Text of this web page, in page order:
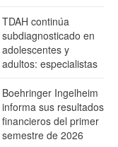
TDAH continúa
subdiagnosticado en
adolescentes y
adultos: especialistas
Boehringer Ingelheim
informa sus resultados
financieros del primer
semestre de 2026